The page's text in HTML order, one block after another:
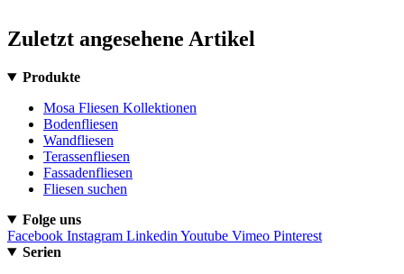
Zuletzt angesehene Artikel
Produkte
Mosa Fliesen Kollektionen
Bodenfliesen
Wandfliesen
Terassenfliesen
Fassadenfliesen
Fliesen suchen
Folge uns
Facebook Instagram Linkedin Youtube Vimeo Pinterest
Serien